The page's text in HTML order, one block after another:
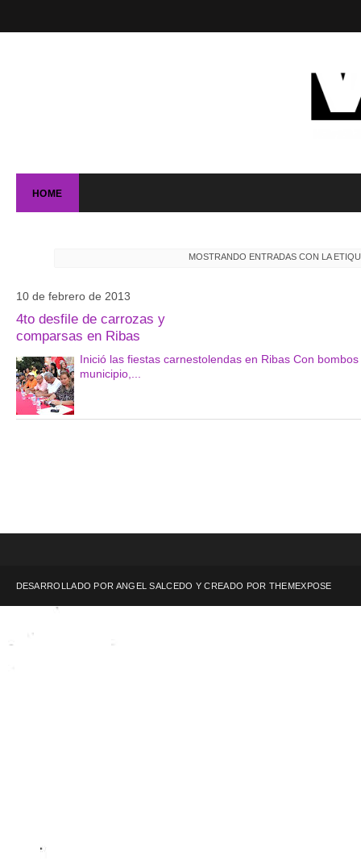
HOME
MOSTRANDO ENTRADAS CON LA
10 de febrero de 2013
4to desfile de carrozas y
comparsas en Ribas
Inició las fiestas carnestolendas en Ribas Con
municipio,...
DESARROLLADO POR ANGEL SALCEDO Y CREADO POR THEMEXPOSE